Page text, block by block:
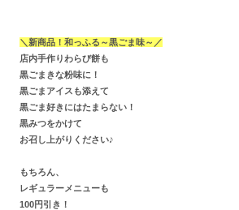
＼新商品！和っふる～黒ごま味～／
店内手作りわらび餅も
黒ごまきな粉味に！
黒ごまアイスも添えて
黒ごま好きにはたまらない！
黒みつをかけて
お召し上がりください♪
もちろん、
レギュラーメニューも
100円引き！